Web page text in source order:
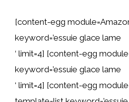
[content-egg
keyword=’essuie glace lame
‘ limit=4] [content-egg
keyword=’essuie glace lame
‘ limit=4] [content-egg